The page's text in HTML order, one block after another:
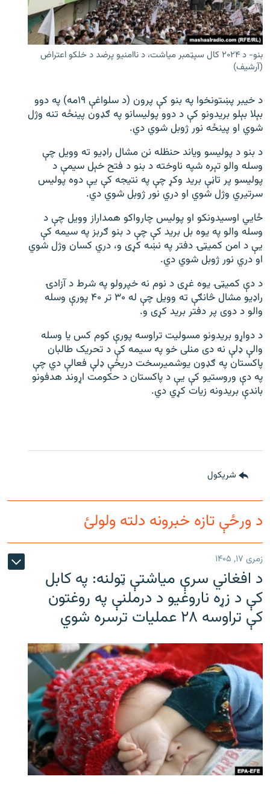
اړیکه
دري پاڼه
Azadi English
راسره ملګري شئ
د ازادې اروپا/ ازادي راډيو ټولې پاڼې
بنو- د ۲۰۲۴ کال سپټمبر میاشت، د ناامنیو پرضد د خلکو اعتراض
(آرشیف)
د خيبر پښتونخوا په بنو کې پرون (د سلواغې ۱۹مه) په دوو
بېلا بېلو بريدونو کې د دوو پوليسانو په ګډون پينځه تنه وژل
شوي او پينځه نور ژوبل شوي دي.
د بنو د پوليسو وياند حنظله نن مشال راډيو ته وویل چې
وسله والو تېره شپه ناوخته د بنو د فتح خېل سیمې د
پولیسو پر تاڼې بريد وکړ چې په نتيجه کې يې دوه پوليس
سرتيري وژل شوي او دري نور ژوبل شوي دي.
ځايي اوسیدونکو او پوليس چارواکو همداراز وویل چې د
وسله والو په یوه بل برید کې چې د بنو ګربز په سيمه کې
یې د امن کميټۍ دفتر په نښه کړی و، دري کسان وژل شوي
او دري نور ژوبل شوي دي.
د دې کميټۍ يوه غړی د نوم نه خپرولو په شرط د آزادۍ
راډیو مشال څانګې ته وويل چې له ۳۰ تر ۴۰ پورې وسله
والو د دوی پر دفتر بريد کړی و.
د دواړو بريدونو مسولیت تراوسه پورې کوم کس یا وسله
والې ډلې نه دی منلی خو په سیمه کې د تحریک طالبان
پاکستان په ګډون یوشمیرسخت دریځې ډلې فعالې دي چې
په دې وروستیو کې یې د پاکستان د حکومت اړوند هدفونو
باندې بریدونه زیات کړي دي.
شريکول
د ورځې تازه خبرونه دلته ولولئ
زمری ۱۷, ۱۴۰۵
د افغاني سرې میاشتې ټولنه: په کابل
کې د زړه ناروغیو د درملنې په روغتون
کې تراوسه ۲۸ عملیات ترسره شوي